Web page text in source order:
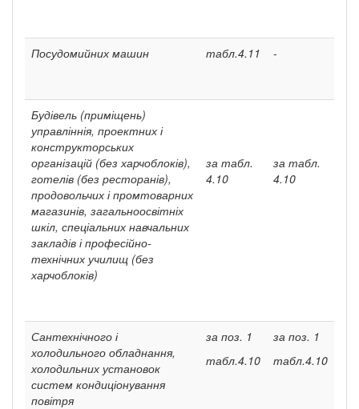
Посудомийних машин табл.4.11 -
Будівель (приміщень)
управліннія, проектних і
конструк­торських
організацій (без харчоблоків),
готелів (без ресто­ранів),
продовольчих і промтоварних
магазинів, загально­освітніх
шкіл, спеціальних навчальних
закладів і про­фесійно-
технічних училищ (без
харчоблоків)
за табл.
4.10
за табл.
4.10
Сантехнічного і
холодильного обладнання,
холо­дильних установок
систем кондиціонування
повітря
за поз. 1
табл.4.10
за поз. 1
табл.4.10